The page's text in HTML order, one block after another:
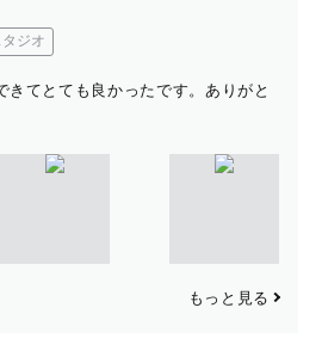
タジオ
きてとても良かったです。ありがと
もっと見る